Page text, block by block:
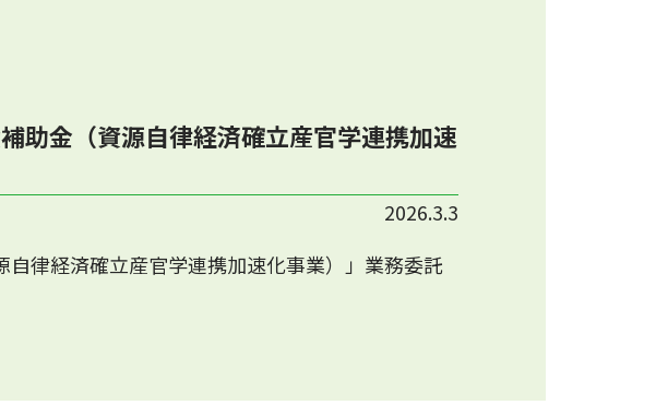
助金（資源自律経済確立産官学連携加速
2026.3.3
律経済確立産官学連携加速化事業）」業務委託